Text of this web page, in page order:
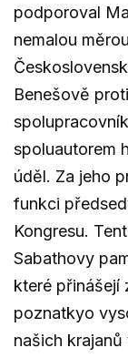
podporoval
nemalou
Benešově
spoluautorem
úděl. Za jeho
funkci
Kongresu.
Sabathovy
které přinášejí
poznatkyo
našich krajanů